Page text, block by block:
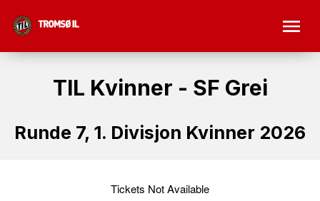
TIL Kvinner - SF Grei
Runde 7, 1. Divisjon Kvinner 2026
Tickets Not Available